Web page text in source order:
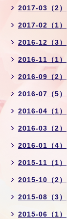
2017-03（2）
2017-02（1）
2016-12（3）
2016-11（1）
2016-09（2）
2016-07（5）
2016-04（1）
2016-03（2）
2016-01（4）
2015-11（1）
2015-10（2）
2015-08（3）
2015-06（1）